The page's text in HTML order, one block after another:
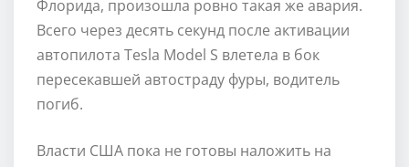
Флорида, произошла ровно такая же авария.
Всего через десять секунд после активации
автопилота Tesla Model S влетела в бок
пересекавшей автостраду фуры, водитель
погиб.
Власти США пока не готовы наложить на